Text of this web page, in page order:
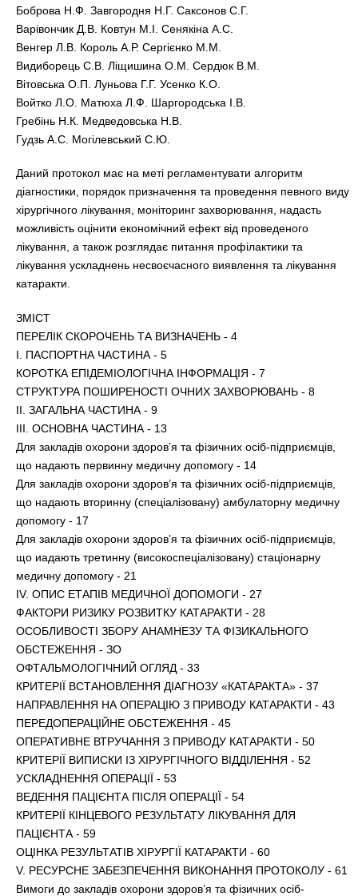
Боброва Н.Ф. Завгородня Н.Г. Саксонов С.Г.
Варівончик Д.В. Ковтун М.І. Сенякіна A.C.
Венгер Л.В. Король А.Р. Сергієнко М.М.
Видиборець С.В. Ліщишина О.М. Сердюк В.М.
Вітовська О.П. Луньова Г.Г. Усенко К.О.
Войтко Л.О. Матюха Л.Ф. Шаргородська І.В.
Гребінь Н.К. Медведовська Н.В.
Гудзь A.C. Могілевський С.Ю.
Даний протокол має на меті регламентувати алгоритм
діагностики, порядок призначення та проведення певного виду
хірургічного лікування, моніторинг захворювання, надасть
можливість оцінити економічний ефект від проведеного
лікування, а також розглядає питання профілактики та
лікування ускладнень несвоєчасного виявлення та лікування
катаракти.
ЗМІСТ
ПЕРЕЛІК СКОРОЧЕНЬ ТА ВИЗНАЧЕНЬ - 4
I. ПАСПОРТНА ЧАСТИНА - 5
КОРОТКА ЕПІДЕМІОЛОГІЧНА ІНФОРМАЦІЯ - 7
СТРУКТУРА ПОШИРЕНОСТІ ОЧНИХ ЗАХВОРЮВАНЬ - 8
II. ЗАГАЛЬНА ЧАСТИНА - 9
III. ОСНОВНА ЧАСТИНА - 13
Для закладів охорони здоров’я та фізичних осіб-підприємців,
що надають первинну медичну допомогу - 14
Для закладів охорони здоров’я та фізичних осіб-підприємців,
що надають вторинну (спеціалізовану) амбулаторну медичну
допомогу - 17
Для закладів охорони здоров’я та фізичних осіб-підприємців,
що иадають третинну (високоспеціалізовану) стаціонарну
медичну допомогу - 21
IV. ОПИС ЕТАПІВ МЕДИЧНОЇ ДОПОМОГИ - 27
ФАКТОРИ РИЗИКУ РОЗВИТКУ КАТАРАКТИ - 28
ОСОБЛИВОСТІ ЗБОРУ АНАМНЕЗУ ТА ФІЗИКАЛЬНОГО
ОБСТЕЖЕННЯ - ЗО
ОФТАЛЬМОЛОГІЧНИЙ ОГЛЯД - 33
КРИТЕРІЇ ВСТАНОВЛЕННЯ ДІАГНОЗУ «КАТАРАКТА» - 37
НАПРАВЛЕННЯ НА ОПЕРАЦІЮ З ПРИВОДУ КАТАРАКТИ - 43
ПЕРЕДОПЕРАЦІЙНЕ ОБСТЕЖЕННЯ - 45
ОПЕРАТИВНЕ ВТРУЧАННЯ З ПРИВОДУ КАТАРАКТИ - 50
КРИТЕРІЇ ВИПИСКИ ІЗ ХІРУРГІЧНОГО ВІДДІЛЕННЯ - 52
УСКЛАДНЕННЯ ОПЕРАЦІЇ - 53
ВЕДЕННЯ ПАЦІЄНТА ПІСЛЯ ОПЕРАЦІЇ - 54
КРИТЕРІЇ КІНЦЕВОГО РЕЗУЛЬТАТУ ЛІКУВАННЯ ДЛЯ
ПАЦІЄНТА - 59
ОЦІНКА РЕЗУЛЬТАТІВ ХІРУРГІЇ КАТАРАКТИ - 60
V. РЕСУРСНЕ ЗАБЕЗПЕЧЕННЯ ВИКОНАННЯ ПРОТОКОЛУ - 61
Вимоги до закладів охорони здоров’я та фізичних осіб-